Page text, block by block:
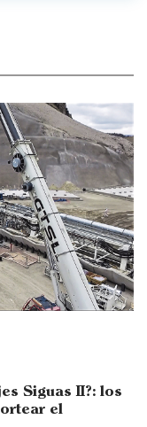
Siguas II?: los
el